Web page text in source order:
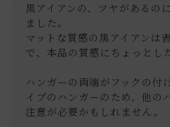
黒アイアンの、ツヤがあるの
ました。
マットな質感の黒アイアンは
で、本品の質感にちょっとし
ハンガーの両端がフックの付
イプのハンガーのため、他の
注意が必要かもしれません。